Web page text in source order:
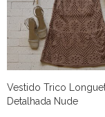
Vestido Trico
Detalhada Nude